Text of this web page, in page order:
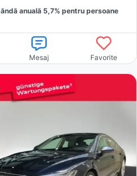
anuală 5,7% pentru persoane
Mesaj Favorite